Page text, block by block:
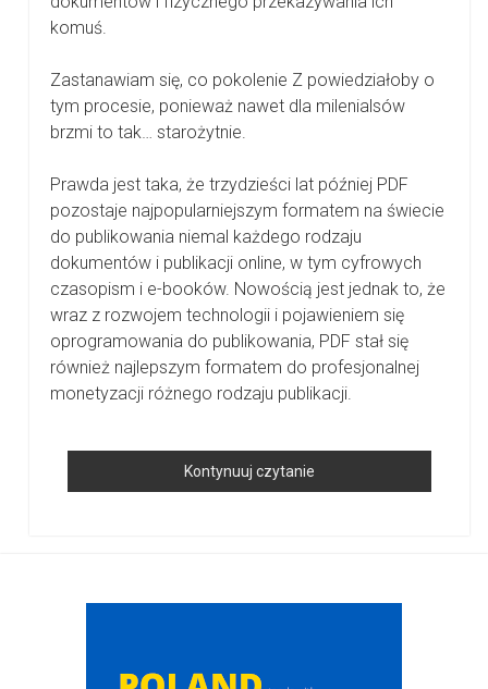
komuś.
Zastanawiam się, co pokolenie Z powiedziałoby o
tym procesie, ponieważ nawet dla milenialsów
brzmi to tak… starożytnie.
Prawda jest taka, że trzydzieści lat później PDF
pozostaje najpopularniejszym formatem na świecie
do publikowania niemal każdego rodzaju
dokumentów i publikacji online, w tym cyfrowych
czasopism i e-booków. Nowością jest jednak to, że
wraz z rozwojem technologii i pojawieniem się
oprogramowania do publikowania, PDF stał się
również najlepszym formatem do profesjonalnej
monetyzacji różnego rodzaju publikacji.
Kontynuuj czytanie
Publikować